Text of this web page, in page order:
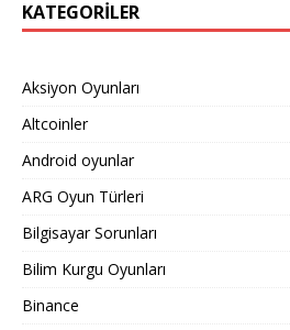
KATEGORILER
Aksiyon Oyunları
Altcoinler
Android oyunlar
ARG Oyun Türleri
Bilgisayar Sorunları
Bilim Kurgu Oyunları
Binance